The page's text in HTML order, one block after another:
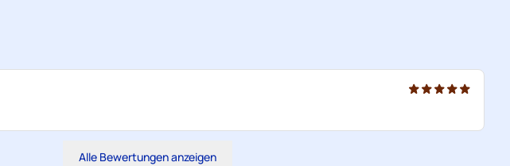
Alle Bewertungen anzeigen